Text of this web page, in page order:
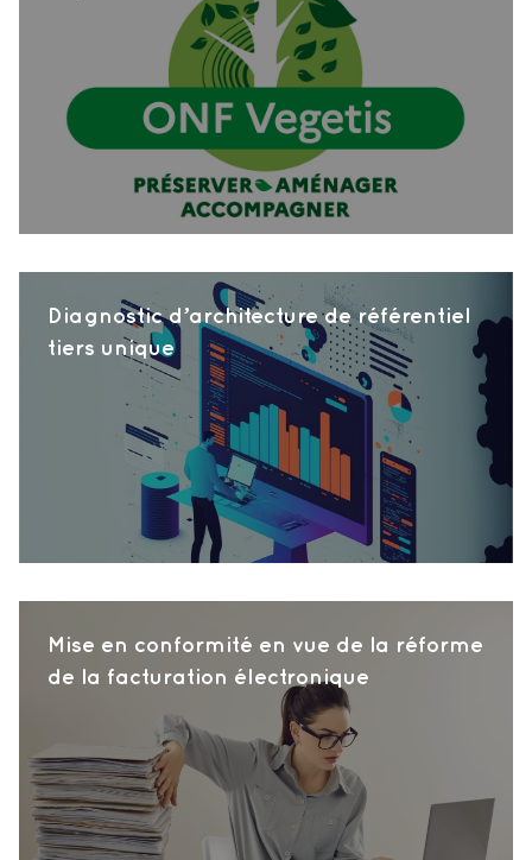
Diagnostic d’architecture de référentiel
tiers unique
Mise en conformité en vue de la réforme
de la facturation électronique